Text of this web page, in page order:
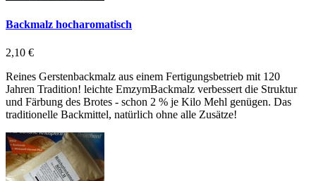
Backmalz hocharomatisch
2,10 €
Reines Gerstenbackmalz aus einem Fertigungsbetrieb mit 120
Jahren Tradition! leichte EmzymBackmalz verbessert die Struktur
und Färbung des Brotes - schon 2 % je Kilo Mehl genügen. Das
traditionelle Backmittel, natürlich ohne alle Zusätze!